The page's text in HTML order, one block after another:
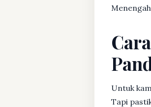
Untuk
Tapi